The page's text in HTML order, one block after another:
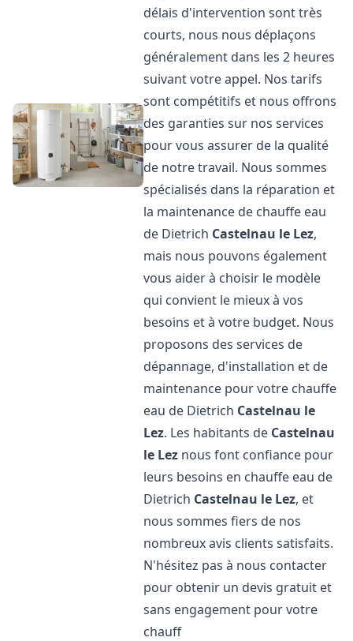
délais d'intervention sont très
courts, nous nous déplaçons
généralement dans les 2 heures
suivant votre appel. Nos tarifs
sont compétitifs et nous offrons
des garanties sur nos services
pour vous assurer de la qualité
de notre travail. Nous sommes
spécialisés dans la réparation et
la maintenance de chauffe eau
de Dietrich Castelnau le Lez,
mais nous pouvons également
vous aider à choisir le modèle
qui convient le mieux à vos
besoins et à votre budget. Nous
proposons des services de
dépannage, d'installation et de
maintenance pour votre chauffe
eau de Dietrich Castelnau le
Lez. Les habitants de Castelnau
le Lez nous font confiance pour
leurs besoins en chauffe eau de
Dietrich Castelnau le Lez, et
nous sommes fiers de nos
nombreux avis clients satisfaits.
N'hésitez pas à nous contacter
pour obtenir un devis gratuit et
sans engagement pour votre
chauff